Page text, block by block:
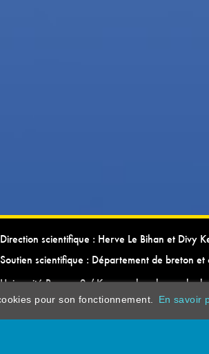
Direction scientifique : Herve Le Bihan et Divy
Soutien scientifique : Département de breton et
Université Rennes 2 / Kevrenn brezhoneg ha
pour son fonctionnement. En savoir